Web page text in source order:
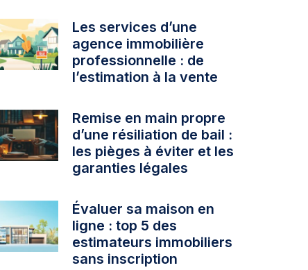
Les services d’une
agence immobilière
professionnelle : de
l’estimation à la vente
Remise en main propre
d’une résiliation de bail :
les pièges à éviter et les
garanties légales
Évaluer sa maison en
ligne : top 5 des
estimateurs immobiliers
sans inscription